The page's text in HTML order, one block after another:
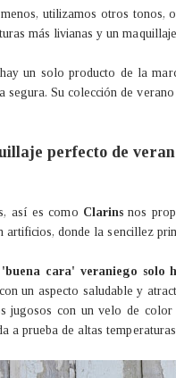
utilizamos otros tonos,
más livianas y un
un solo producto de la
segura. Su colección de
perfecto de
así es como Clarins nos
artificios, donde la sencillez
cara' veraniego solo
un aspecto saludable y
jugosos con un velo de
a prueba de altas